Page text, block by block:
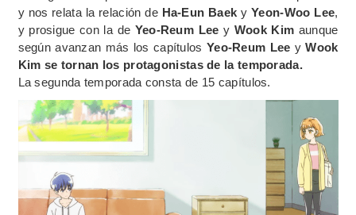
y nos relata la relación de Ha-Eun Baek yYeon-Woo Lee,
y prosigue con la de Yeo-Reum Lee y Wook Kim aunque
según avanzan más los capítulos Yeo-Reum Lee yWook
Kim se tornan los protagonistas de la temporada.
La segunda temporada consta de 15 capítulos.